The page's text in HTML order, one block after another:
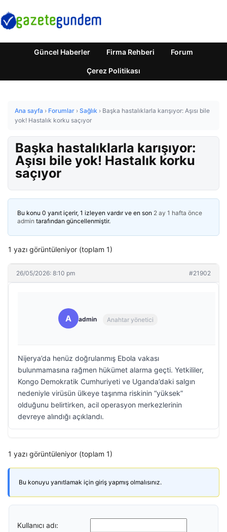
Güncel Haberler Firma Rehberi Forum
Çerez Politikası
Ana sayfa › Forumlar › Sağlık › Başka hastalıklarla karışıyor: Aşısı bile
yok! Hastalık korku saçıyor
Başka hastalıklarla karışıyor:
Aşısı bile yok! Hastalık korku
saçıyor
Bu konu 0 yanıt içerir, 1 izleyen vardır ve en son 2 ay 1 hafta önce
admin tarafından güncellenmiştir.
1 yazı görüntüleniyor (toplam 1)
26/05/2026: 8:10 pm #21902
A admin Anahtar yönetici
Nijerya’da henüz doğrulanmış Ebola vakası
bulunmamasına rağmen hükümet alarma geçti. Yetkililer,
Kongo Demokratik Cumhuriyeti ve Uganda’daki salgın
nedeniyle virüsün ülkeye taşınma riskinin “yüksek”
olduğunu belirtirken, acil operasyon merkezlerinin
devreye alındığı açıklandı.
1 yazı görüntüleniyor (toplam 1)
Bu konuyu yanıtlamak için giriş yapmış olmalısınız.
Kullanıcı adı: